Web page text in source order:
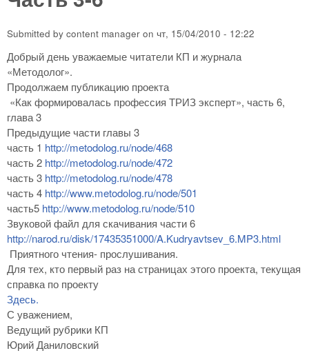
Submitted by content manager on чт, 15/04/2010 - 12:22
Добрый день уважаемые читатели КП и журнала
«Методолог».
Продолжаем публикацию проекта
«Как формировалась профессия ТРИЗ эксперт», часть 6,
глава 3
Предыдущие части главы 3
часть 1 http://metodolog.ru/node/468
часть 2 http://metodolog.ru/node/472
часть 3 http://metodolog.ru/node/478
часть 4 http://www.metodolog.ru/node/501
часть5 http://www.metodolog.ru/node/510
Звуковой файл для скачивания части 6
http://narod.ru/disk/17435351000/A.Kudryavtsev_6.MP3.html
Приятного чтения- прослушивания.
Для тех, кто первый раз на страницах этого проекта, текущая
справка по проекту
Здесь.
С уважением,
Ведущий рубрики КП
Юрий Даниловский